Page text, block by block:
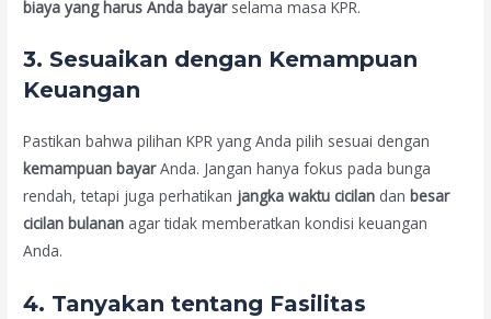
biaya yang harus Anda bayarselama masa KPR.
3. Sesuaikan dengan Kemampuan
Keuangan
Pastikan bahwa pilihan KPR yang Anda pilih sesuai dengan
kemampuan bayarAnda. Jangan hanya fokus pada bunga
rendah, tetapi juga perhatikan jangka waktu cicilan dan besar
cicilan bulanan agar tidak memberatkan kondisi keuangan
Anda.
4. Tanyakan tentang Fasilitas